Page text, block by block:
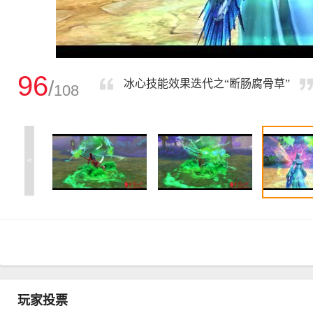
96/108 冰心技能效果迭代之“断肠腐骨草”
<
玩家投票